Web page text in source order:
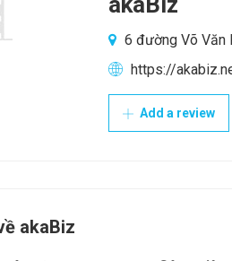
6 đường Võ Văn
https://
Add a review
akaBiz